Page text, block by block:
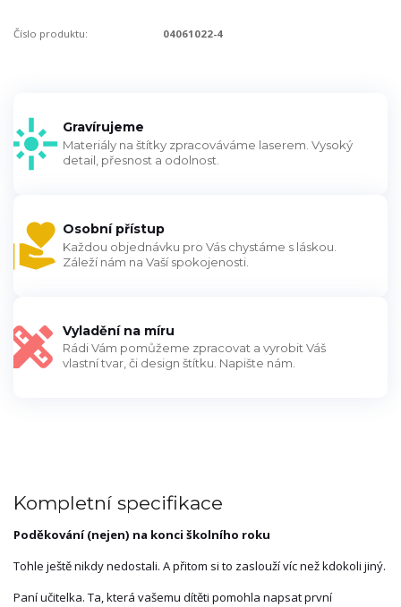
Číslo produktu: 04061022-4
Gravírujeme
Materiály na štítky zpracováváme laserem. Vysoký
detail, přesnost a odolnost.
Osobní přístup
Každou objednávku pro Vás chystáme s láskou.
Záleží nám na Vaší spokojenosti.
Vyladění na míru
Rádi Vám pomůžeme zpracovat a vyrobit Váš
vlastní tvar, či design štítku. Napište nám.
Kompletní specifikace
Poděkování (nejen) na konci školního roku
Tohle ještě nikdy nedostali. A přitom si to zaslouží víc než kdokoli jiný.
Paní učitelka. Ta, která vašemu dítěti pomohla napsat první